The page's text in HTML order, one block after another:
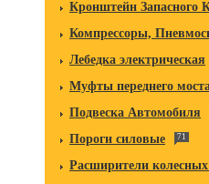
Кронштейн Запасного
Компрессоры,
Лебедка электрическая
Муфты переднего
Подвеска Автомобиля
Пороги силовые 71
Расширители